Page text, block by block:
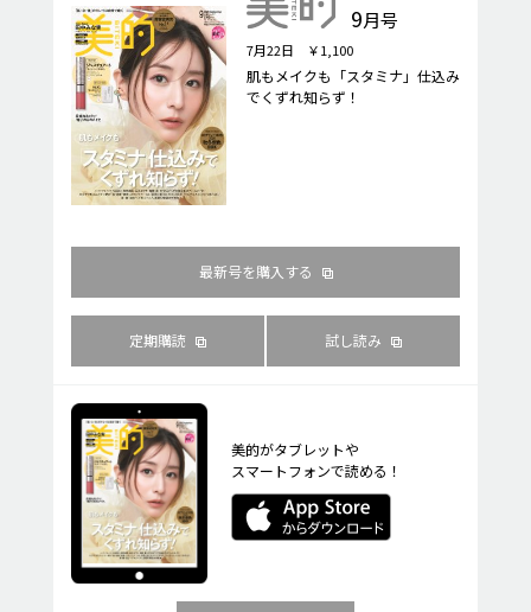
9月号
7月22日 ￥1,100
肌もメイクも「スタミナ」仕込み
でくずれ知らず！
最新号を購入する
定期購読 試し読み
美的がタブレットや
スマートフォンで読める！